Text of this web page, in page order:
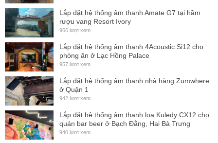
competitive systems.
The highly flexible i-6 and i-6a two-way loudspeakers are
ideal for mid-field applications where greater output and
frequency response are required. Both models combine a
professional-grade 6.5-inch woofer with a 1-inch, silk-dome,
ferrofluid tweeter. Both drivers are mated to a high-quality
crossover network and housed in a robust, high-density
wood enclosure with a rugged industrial-grade coating.
Connections are quick and easy thanks to recessed,
phoenix input terminals. Included mounting hardware
Lắp đặt hệ thống âm thanh Amate G7 tại hầm
rượu vang Resort Ivory
966 lượt xem
Lắp đặt hệ thống âm thanh 4Acoustic Si12 cho
phòng ăn ở Lạc Hồng Palace
957 lượt xem
Lắp đặt hệ thống âm thanh nhà hàng Zumwhere
ở Quận 1
942 lượt xem
Lắp đặt hệ thống âm thanh loa Kuledy CX12 cho
quán bar beer ở Bạch Đằng, Hai Bà Trưng
940 lượt xem